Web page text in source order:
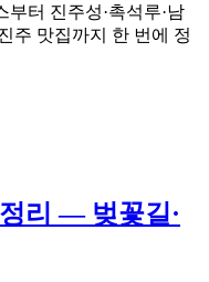
터 진주성·촉석루·남
주 맛집까지 한 번에 정
리 — 벚꽃길·